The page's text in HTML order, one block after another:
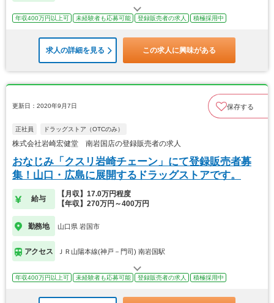
年収400万円以上可 未経験者も応募可能 登録販売者の求人 積極採用中
求人の詳細を見る この求人に興味がある
更新日：2020年9月7日 保存する
正社員 ドラッグストア（OTCのみ）
株式会社岩崎宏健堂 南岩国店の登録販売者の求人
おなじみ「クスリ岩崎チェーン」にて登録販売者募
集！山口・広島に展開するドラッグストアです。
給与
【月収】17.0万円程度
【年収】270万円～400万円
勤務地 山口県 岩国市
アクセス ＪＲ山陽本線(神戸－門司) 南岩国駅
年収400万円以上可 未経験者も応募可能 登録販売者の求人 積極採用中